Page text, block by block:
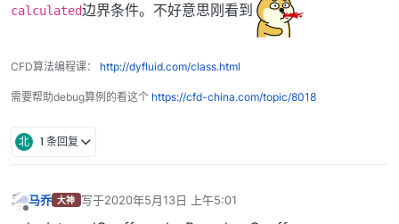
calculated边界条件。不好意思刚看到
CFD算法编程课： http://dyfluid.com/class.html
需要帮助debug算例的看这个 https://cfd-china.com/topic/8018
北 1 条回复
马乔 大神 写于2020年5月13日 上午5:01
最后由 编辑